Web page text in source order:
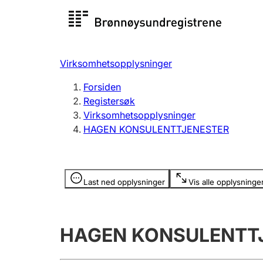
Registersøk
Registrere, endre, slette
Virksomhetsopplysninger
Forsiden
Registersøk
Virksomhetsopplysninger
HAGEN KONSULENTTJENESTER
Last ned opplysninger Vis alle
Opplysninger er skjult
HAGEN